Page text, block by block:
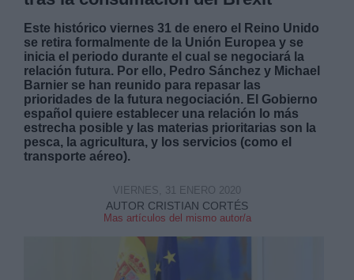
Este histórico viernes 31 de enero el Reino Unido
se retira formalmente de la Unión Europea y se
inicia el periodo durante el cual se negociará la
relación futura. Por ello, Pedro Sánchez y Michael
Barnier se han reunido para repasar las
prioridades de la futura negociación. El Gobierno
español quiere establecer una relación lo más
estrecha posible y las materias prioritarias son la
pesca, la agricultura, y los servicios (como el
transporte aéreo).
AUTOR CRISTIAN CORTÉS
Mas artículos del mismo autor/a
VIERNES, 31 ENERO 2020
Legitimación:
Destinatarios:
link